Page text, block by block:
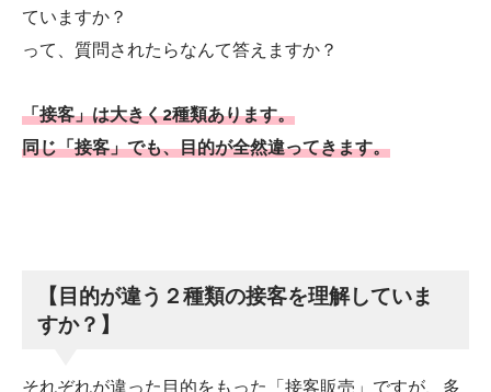
ていますか？
って、質問されたらなんて答えますか？
「接客」は大きく2種類あります。
同じ「接客」でも、目的が全然違ってきます。
【目的が違う２種類の接客を理解していま
すか？】
それぞれが違った目的をもった「接客販売」ですが、多